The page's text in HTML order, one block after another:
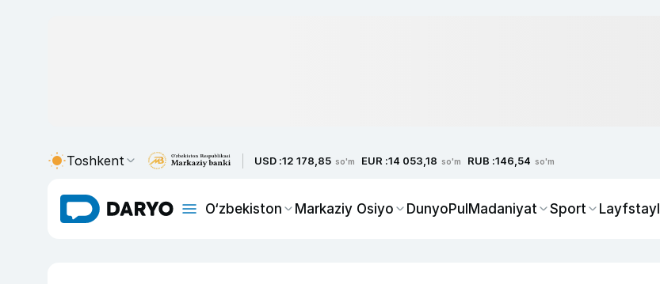
Toshkent USD :12 178,85 so'm EUR :14 053,18 so'm RUB :146,54 so'm
O‘zbekiston Markaziy Osiyo DunyoPulMadaniyat Sport Layfstayl